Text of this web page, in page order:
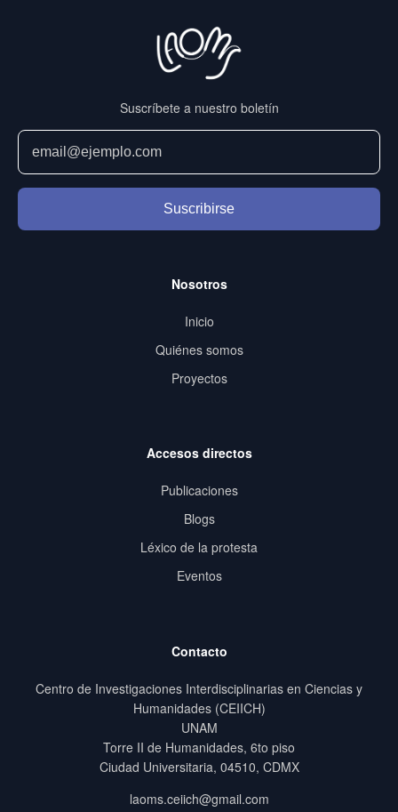
Suscríbete a nuestro boletín
Suscribirse
Nosotros
Inicio
Quiénes somos
Proyectos
Accesos directos
Publicaciones
Blogs
Léxico de la protesta
Eventos
Contacto
Centro de Investigaciones Interdisciplinarias en Ciencias y
Humanidades (CEIICH)
UNAM
Torre II de Humanidades, 6to piso
Ciudad Universitaria, 04510, CDMX
laoms.ceiich@gmail.com